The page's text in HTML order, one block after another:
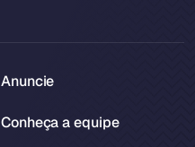
Anuncie
Conheça a equipe